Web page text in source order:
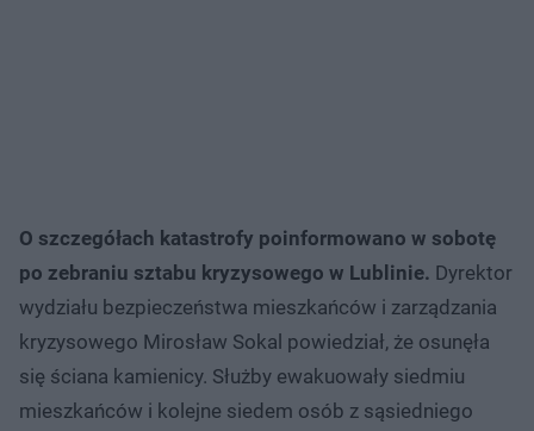
O szczegółach katastrofy poinformowano w sobotę
po zebraniu sztabu kryzysowego w Lublinie. Dyrektor
wydziału bezpieczeństwa mieszkańców i zarządzania
kryzysowego Mirosław Sokal powiedział, że osunęła
się ściana kamienicy. Służby ewakuowały siedmiu
mieszkańców i kolejne siedem osób z sąsiedniego